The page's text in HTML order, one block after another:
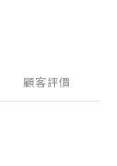
顧客評價